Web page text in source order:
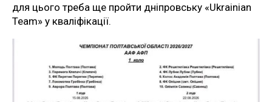
для цього треба ще пройти дніпровську «Ukrainian
Team» у кваліфікації.